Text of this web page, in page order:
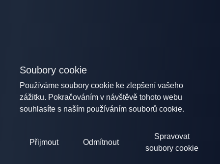
Soubory cookie
Používáme soubory cookie ke zlepšení vašeho
zážitku. Pokračováním v návštěvě tohoto webu
souhlasíte s naším používáním souborů cookie.
Přijmout Odmítnout
Spravovat
soubory cookie